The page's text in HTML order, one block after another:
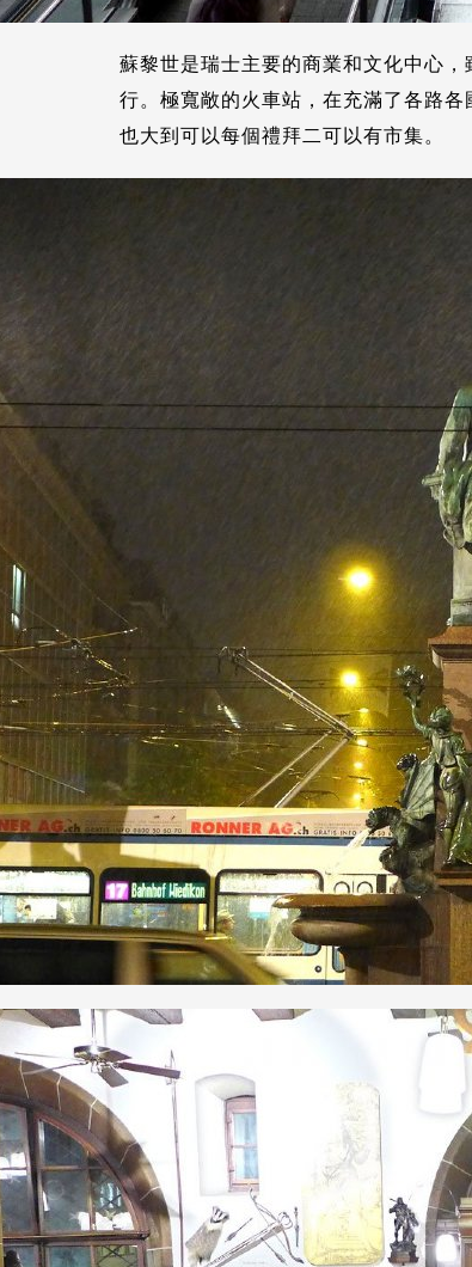
蘇黎世是瑞士主要的商業和文化中心
行。極寬敞的火車站，在充滿了各路各
也大到可以每個禮拜二可以有市集。